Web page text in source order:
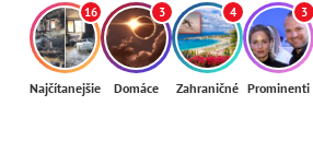
16
Najčítanejšie
3
Domáce
4
Zahraničné
3
Prominenti